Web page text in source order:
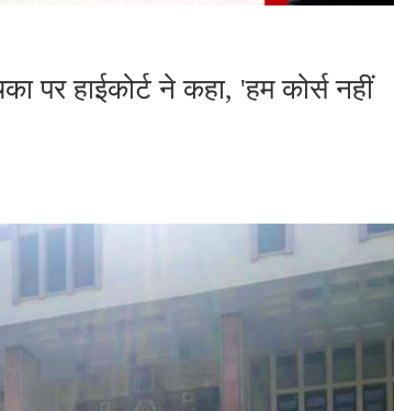
पर हाईकोर्ट ने कहा, 'हम कोर्स नहीं